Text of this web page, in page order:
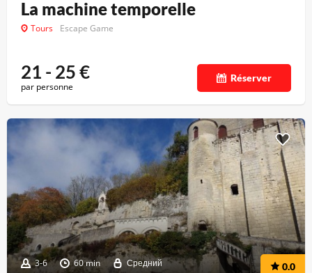
La machine temporelle
Tours Escape Game
21 - 25€
par personne
Réserver
3-6 60 min Средний 0.0